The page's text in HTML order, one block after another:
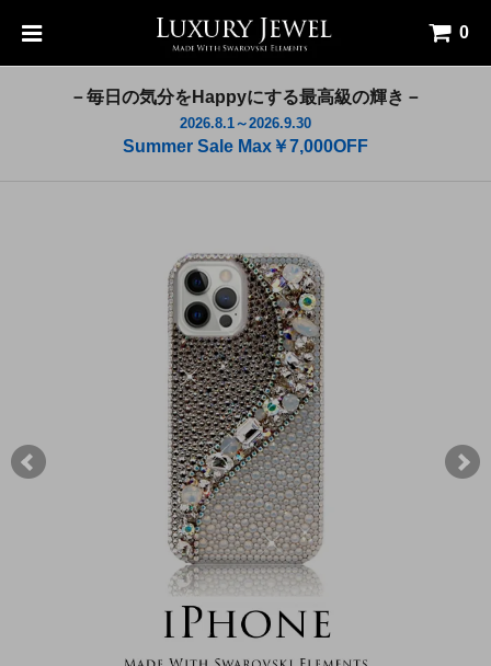
0
－毎日の気分をHappyにする最高級の輝き－
2026.8.1～2026.9.30
Summer Sale Max￥7,000OFF